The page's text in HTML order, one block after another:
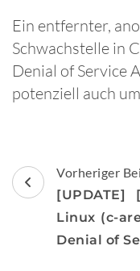
Ein entfernter,
Schwachstelle in
Denial of Service
potenziell auch
Vorheriger
Linux (c-
Denial of